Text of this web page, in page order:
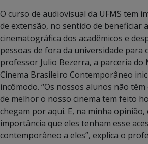
O curso de audiovisual da UFMS tem
de extensão, no sentido de beneficiar
cinematográfica dos acadêmicos e
pessoas de fora da universidade para
professor Julio Bezerra, a parceria do
Cinema Brasileiro Contemporâneo
incômodo. “Os nossos alunos não
de melhor o nosso cinema tem feito
chegam por aqui. E, na minha opinião,
importância que eles tenham esse
contemporâneo a eles”, explica o